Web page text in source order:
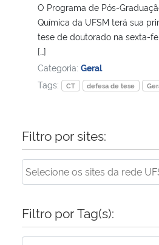
Secretaria de Governo
Gabinete de Segurança Institucional
Advocacia-Geral da União
Planalto
O Programa de Pós-
Química da UFSM terá sua
tese de doutorado na sexta-
[…]
Categoria: Geral
Tags:
CT defesa de tese
Filtro por sites:
Filtro por Tag(s):